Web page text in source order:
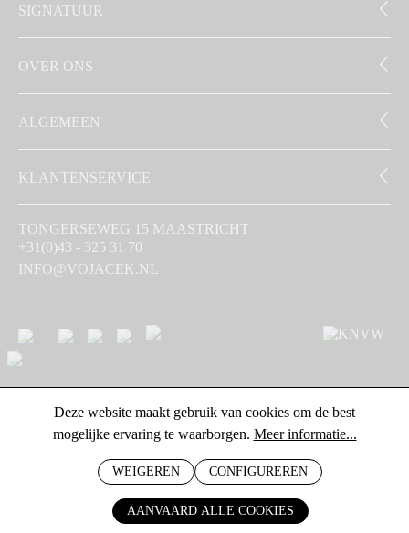
SIGNATUUR
OVER ONS
ALGEMEEN
KLANTENSERVICE
TONGERSEWEG 15 MAASTRICHT
+31(0)43 - 325 31 70
INFO@VOJACEK.NL
Deze website maakt gebruik van cookies om de best
mogelijke ervaring te waarborgen. Meer informatie...
WEIGEREN CONFIGUREREN
AANVAARD ALLE COOKIES